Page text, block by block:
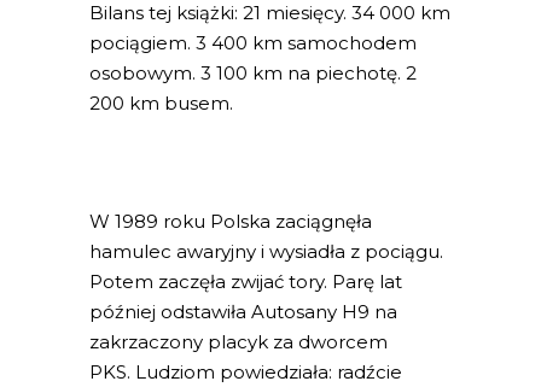
Bilans tej książki: 21 miesięcy. 34 000 km
pociągiem. 3 400 km samochodem
osobowym. 3 100 km na piechotę. 2
200 km busem.
W 1989 roku Polska zaciągnęła
hamulec awaryjny i wysiadła z pociągu.
Potem zaczęła zwijać tory. Parę lat
później odstawiła Autosany H9 na
zakrzaczony placyk za dworcem
PKS. Ludziom powiedziała: radźcie